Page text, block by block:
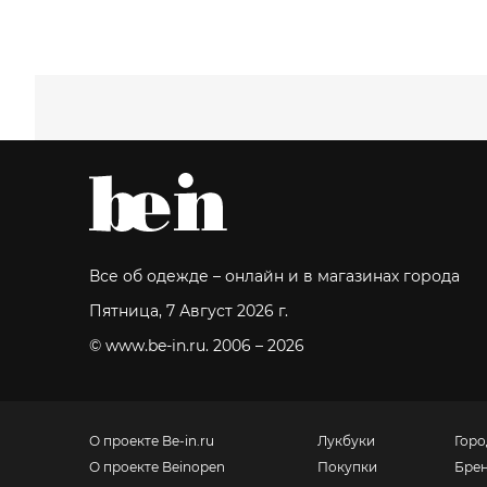
Все об одежде – онлайн и в магазинах города
Пятница, 7 Август 2026 г.
© www.be-in.ru. 2006 – 2026
О проекте Be-in.ru
О проекте Beinopen
Лукбуки
Покупки